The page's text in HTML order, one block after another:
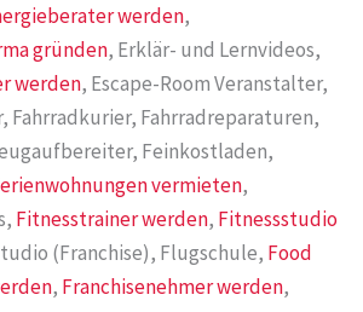
werden,
gründen, Erklär- und Lernvideos,
werden, Escape-Room Veranstalter,
Fahrradkurier, Fahrradreparaturen,
Feinkostladen,
vermieten,
Fitnesstrainer werden, Fitnessstudio
(Franchise), Flugschule, Food
, Franchisenehmer werden,